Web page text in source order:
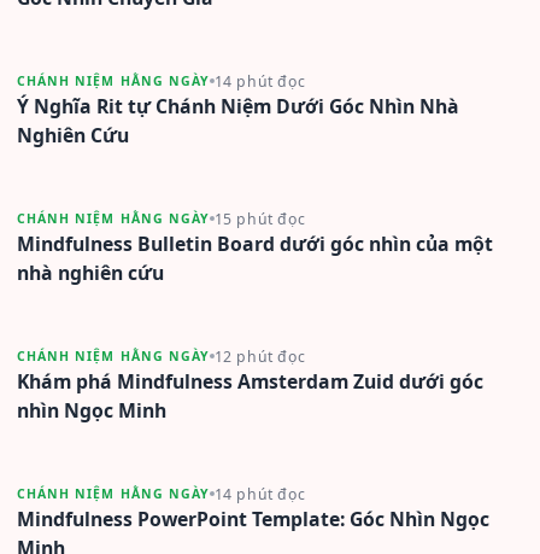
CHÁNH NIỆM HẰNG NGÀY 14 phút đọc
Ý Nghĩa Rit tự Chánh Niệm Dưới Góc Nhìn Nhà
Nghiên Cứu
CHÁNH NIỆM HẰNG NGÀY 15 phút đọc
Mindfulness Bulletin Board dưới góc nhìn của một
nhà nghiên cứu
CHÁNH NIỆM HẰNG NGÀY 12 phút đọc
Khám phá Mindfulness Amsterdam Zuid dưới góc
nhìn Ngọc Minh
CHÁNH NIỆM HẰNG NGÀY 14 phút đọc
Mindfulness PowerPoint Template: Góc Nhìn Ngọc
Minh